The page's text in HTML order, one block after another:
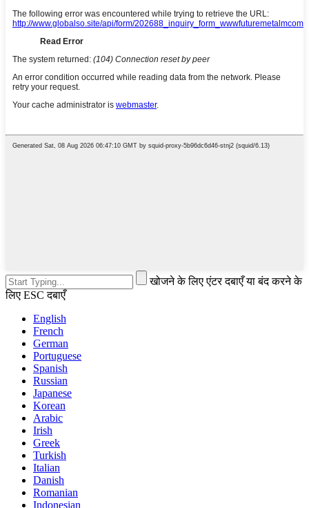
खोजने के लिए एंटर दबाएँ या बंद करने के
लिए ESC दबाएँ
English
French
German
Portuguese
Spanish
Russian
Japanese
Korean
Arabic
Irish
Greek
Turkish
Italian
Danish
Romanian
Indonesian